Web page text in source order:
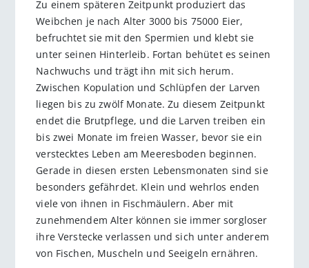
Zu einem späteren Zeitpunkt produziert das
Weibchen je nach Alter 3000 bis 75000 Eier,
befruchtet sie mit den Spermien und klebt sie
unter seinen Hinterleib. Fortan behütet es seinen
Nachwuchs und trägt ihn mit sich herum.
Zwischen Kopulation und Schlüpfen der Larven
liegen bis zu zwölf Monate. Zu diesem Zeitpunkt
endet die Brutpflege, und die Larven treiben ein
bis zwei Monate im freien Wasser, bevor sie ein
verstecktes Leben am Meeresboden beginnen.
Gerade in diesen ersten Lebensmonaten sind sie
besonders gefährdet. Klein und wehrlos enden
viele von ihnen in Fischmäulern. Aber mit
zunehmendem Alter können sie immer sorgloser
ihre Verstecke verlassen und sich unter anderem
von Fischen, Muscheln und Seeigeln ernähren.